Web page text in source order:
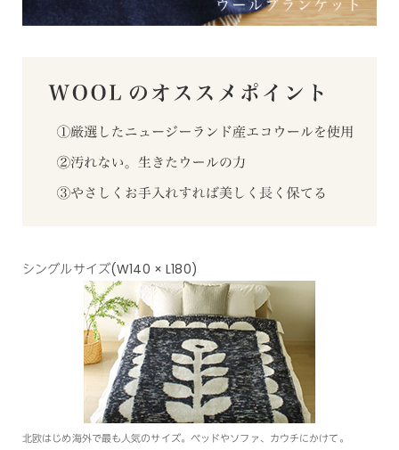
シングルサイズ(W140 × L180)
北欧はじめ海外で最も人気のサイズ。ベッドやソファ、カウチにかけて。